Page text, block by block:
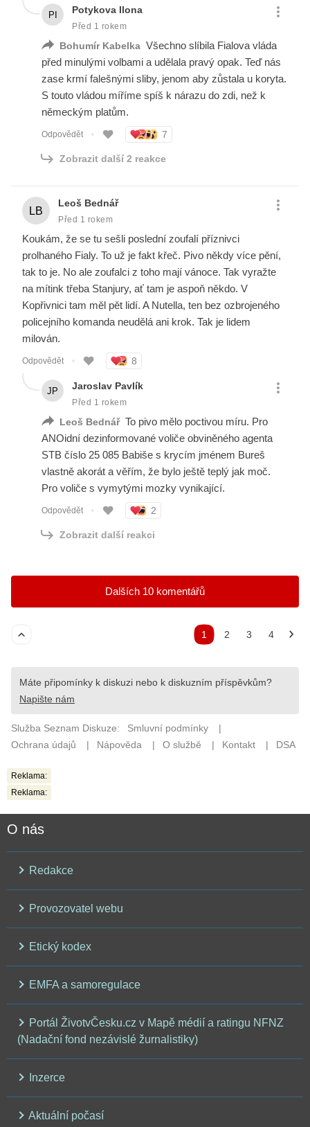
Reklama:
Reklama:
O nás
Redakce
Provozovatel webu
Etický kodex
EMFA a samoregulace
Portál ŽivotvČesku.cz v Mapě médií a ratingu NFNZ
(Nadační fond nezávislé žurnalistiky)
Inzerce
Aktuální počasí